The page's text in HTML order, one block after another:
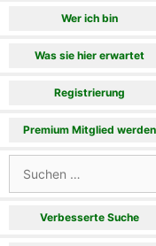
Wer ich bin
Was sie hier erwartet
Registrierung
Premium Mitglied werden
nach:
Verbesserte Suche